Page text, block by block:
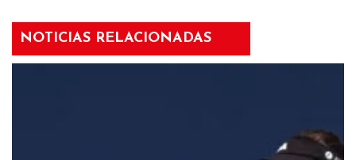
NOTICIAS RELACIONADAS